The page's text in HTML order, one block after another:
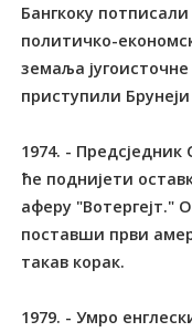
Бангкоку
политичко-
земаља југоисточне
приступили
1974. -
ће поднијети
аферу "Вотергејт."
поставши први
такав корак.
1979. - Умро